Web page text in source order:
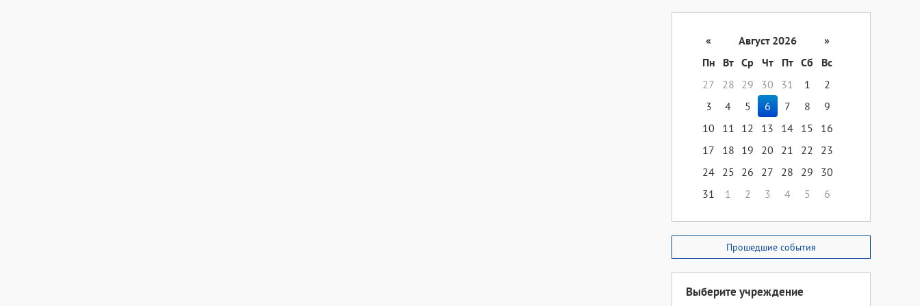
« Август 2026
»
Пн
Вт Ср Чт Пт Сб
Вс
27
28 29 30 31 1
2
3
4 5 6 7 8
9
10
11 12 13 14 15
16
17
18 19 20 21 22
23
24 25 26 27 28 29
30
31
1 2 3 4 5 6
Прошедшие события
Выберите учреждение